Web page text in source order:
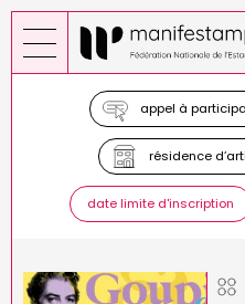
Aller
au
contenu
appel à
résidence
date limite d'inscription